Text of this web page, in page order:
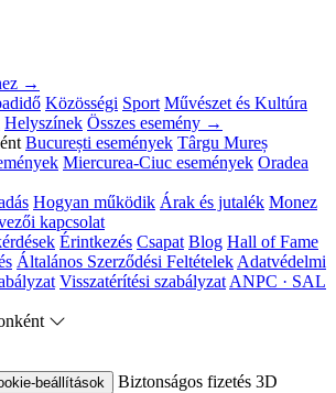
→
Közösségi Sport Művészet és Kultúra
Helyszínek Összes esemény →
București események Târgu Mureș
Miercurea-Ciuc események Oradea
Hogyan működik Árak és jutalék Monez
kapcsolat
Érintkezés Csapat Blog Hall of Fame
Általános Szerződési Feltételek Adatvédelmi
Visszatérítési szabályzat ANPC · SAL
beállítások Biztonságos fizetés 3D